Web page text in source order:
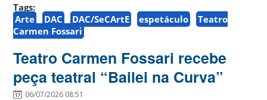
Tags:
Arte
DAC DAC/SeCArtE espetáculo
Teatro
Carmen Fossari
Teatro Carmen Fossari recebe
peça teatral “Bailei na Curva”
06/07/2026 08:51